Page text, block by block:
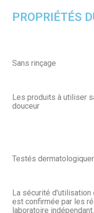
PROPRIÉTÉS
Sans rinçage
Les produits à utiliser
douceur
Testés
La sécurité d'utilisation
est confirmée par les
laboratoire indépendant.